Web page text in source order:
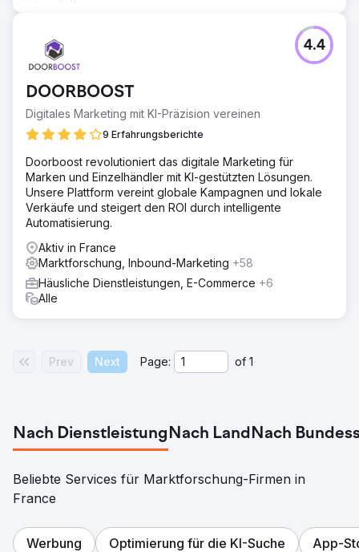
DOORBOOST
Digitales Marketing mit KI-Präzision vereinen
9 Erfahrungsberichte
4.4
Doorboost revolutioniert das digitale Marketing für
Marken und Einzelhändler mit KI-gestützten Lösungen.
Unsere Plattform vereint globale Kampagnen und lokale
Verkäufe und steigert den ROI durch intelligente
Automatisierung.
Aktiv in France
Marktforschung, Inbound-Marketing +58
Häusliche Dienstleistungen, E-Commerce +6
Alle
Prev Next Page: of 1
Nach DienstleistungNach LandNach
Beliebte Services für Marktforschung-Firmen in
France
Werbung Optimierung für die KI-Suche
App-